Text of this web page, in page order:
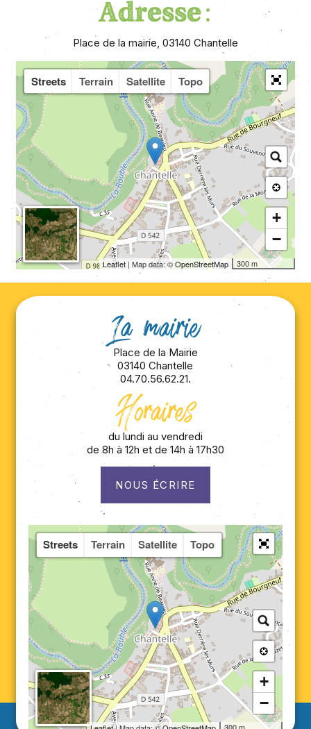
Adresse :
Place de la mairie, 03140 Chantelle
Streets Terrain Satellite Topo
+
−
300 m
Leaflet| Map data: ©OpenStreetMap
La mairie
Place de la Mairie
03140 Chantelle
04.70.56.62.21.
Horaires
du lundi au vendredi
de 8h à 12h et de 14h à 17h30
NOUS ÉCRIRE
Streets Terrain Satellite Topo
+
−
300 m